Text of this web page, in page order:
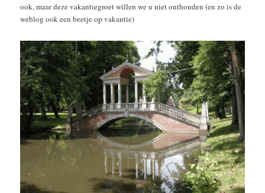
ook, maar deze vakantiegroet willen we u niet onthouden (en zo is de
weblog ook een beetje op vakantie)